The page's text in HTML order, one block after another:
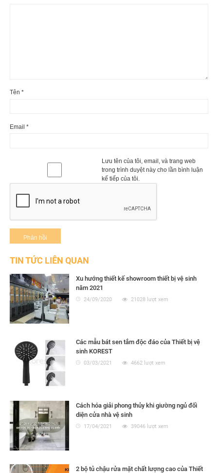
Tên *
Email *
Lưu tên của tôi, email, và trang web
trong trình duyệt này cho lần bình luận
kế tiếp của tôi.
TIN TỨC LIÊN QUAN
Xu hướng thiết kế showroom thiết bị vệ sinh
năm 2021
24/09/2020 21028 lượt xem
Các mẫu bát sen tắm độc đáo của Thiết bị vệ
sinh KOREST
03/03/2021 4662 lượt xem
Cách hóa giải phong thủy khi giường ngủ đối
diện cửa nhà vệ sinh
17/04/2021 39046 lượt xem
2 bộ tủ chậu rửa mặt chất lượng cao của Thiết